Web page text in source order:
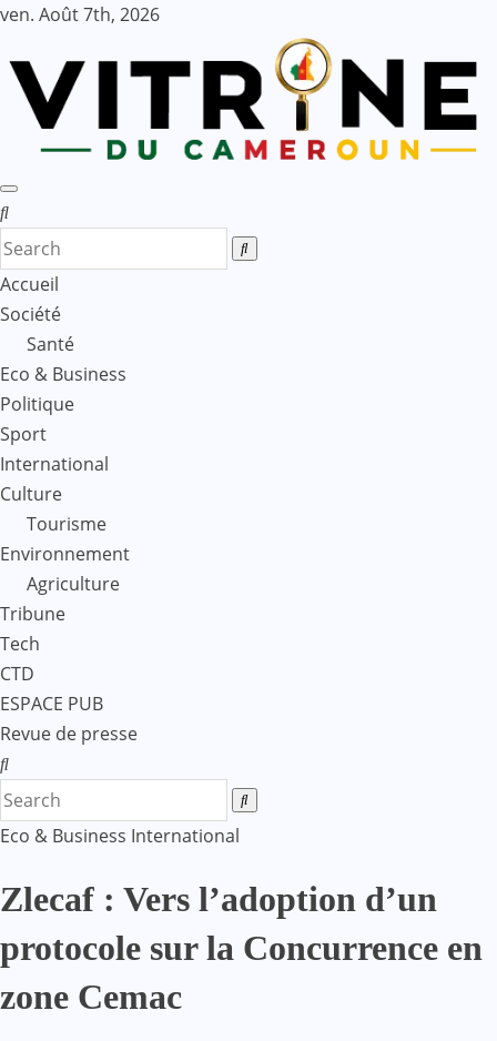
Skip
content
ven. Août 7th, 2026
Accueil
Société
Santé
Eco & Business
Politique
Sport
International
Culture
Tourisme
Environnement
Agriculture
Tribune
Tech
CTD
ESPACE PUB
Revue de presse
Eco & Business International
Zlecaf : Vers l’adoption d’un
protocole sur la Concurrence en
zone Cemac